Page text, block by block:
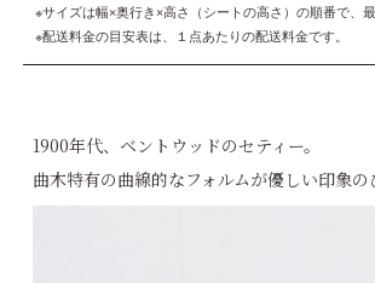
※サイズは幅×奥行き×高さ（シートの高さ）の順番で、
※配送料金の目安表は、１点あたりの配送料金です。
1900年代、ベントウッドのセティー。
曲木特有の曲線的なフォルムが優しい印象